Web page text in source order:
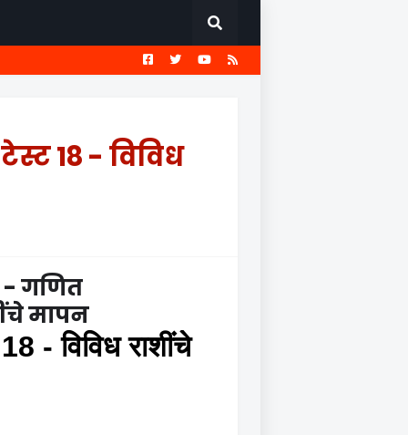
सामान्य ज्ञान प्रश्नावली
18 - विविध
- गणित
मापन